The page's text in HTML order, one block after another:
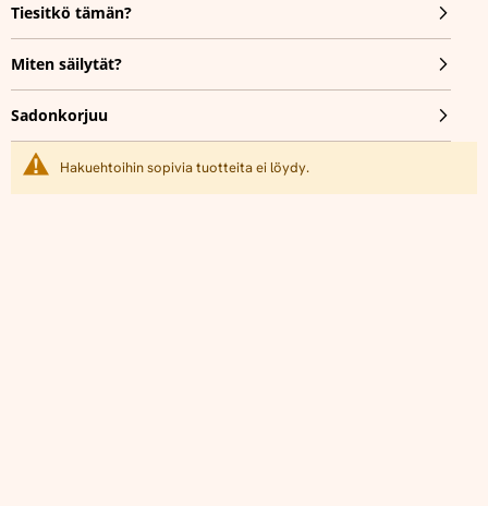
Tiesitkö tämän?
Miten säilytät?
Sadonkorjuu
Hakuehtoihin sopivia tuotteita ei löydy.